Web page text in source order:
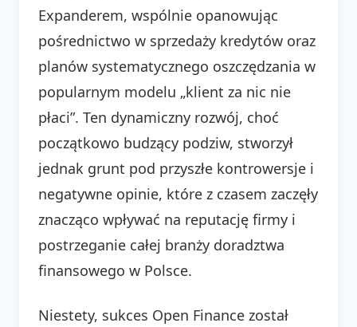
Expanderem, wspólnie opanowując
pośrednictwo w sprzedaży kredytów oraz
planów systematycznego oszczędzania w
popularnym modelu „klient za nic nie
płaci”. Ten dynamiczny rozwój, choć
początkowo budzący podziw, stworzył
jednak grunt pod przyszłe kontrowersje i
negatywne opinie, które z czasem zaczęły
znacząco wpływać na reputację firmy i
postrzeganie całej branży doradztwa
finansowego w Polsce.
Niestety, sukces Open Finance został